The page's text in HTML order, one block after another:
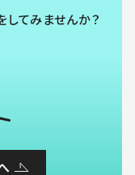
してみませんか？